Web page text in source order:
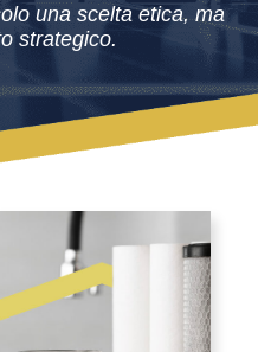
una scelta etica, ma
strategico.